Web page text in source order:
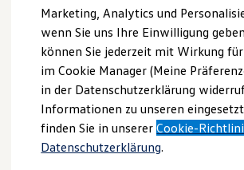
Kompaktwagen
Sportwagen
Schnell verfügbare Fahrzeuge
Angebote und Produkte
Aktuelle Angebote
E-Auto-Förderung
Volkswagen Marktplatz
Die ENERGY Sondermodelle
Junge Gebrauchtwagen und
Volkswagen Zertifizierte
Elektromobilität bei
EU-Reifenlabel
Sicherheit, Komfort,
hängt auch von Ihren Reifen ab
Das EU-Reifenlabel ist für fabrikneue
seit 2012. Ab dem 1. Mai 2021 hat das
Design bekommen und beinhaltet
Marketing, Analytics und
wenn Sie uns Ihre Einwilligung
können Sie jederzeit mit Wirkung
im Cookie Manager (Meine
in der Datenschutzerklärung
Informationen zu unseren
finden Sie in unsererCookie-
Datenschutzerklärung.